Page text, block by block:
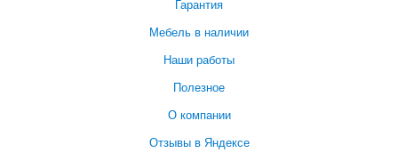
Гарантия
Мебель в наличии
Наши работы
Полезное
О компании
Отзывы в Яндексе